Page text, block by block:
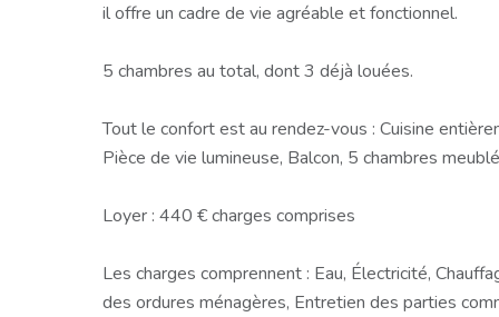
il offre un cadre de vie agréable et fonctionnel.
5 chambres au total, dont 3 déjà louées.
Tout le confort est au rendez-vous : Cuisine
Pièce de vie lumineuse, Balcon, 5 chambres
Loyer : 440 € charges comprises
Les charges comprennent : Eau, Électricité,
des ordures ménagères, Entretien des parties